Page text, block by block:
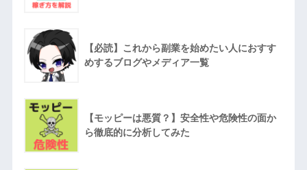
【必読】これから副業を始めたい人におすす
めするブログやメディア一覧
【モッピーは悪質？】安全性や危険性の面か
ら徹底的に分析してみた